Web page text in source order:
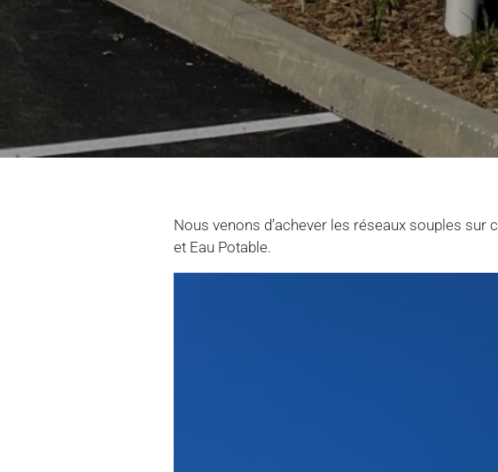
Nous venons d’achever les réseaux souples sur
et Eau Potable.